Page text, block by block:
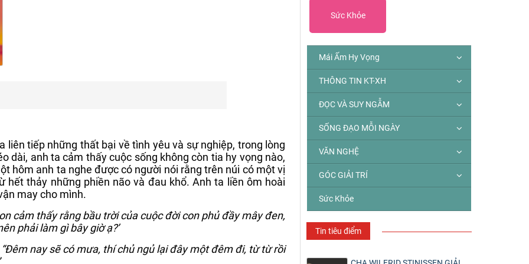
liên tiếp những thất bại về tình yêu và sự nghiệp, trong lòng
dài, anh ta cảm thấy cuộc sống không còn tia hy vọng nào,
hôm anh ta nghe được có người nói rằng trên núi có một vị
hết thảy những phiền não và đau khổ. Anh ta liền ôm hoài
may cho mình.
cảm thấy rằng bầu trời của cuộc đời con phủ đầy mây đen,
phải làm gì bây giờ ạ?’
“Đêm nay sẽ có mưa, thí chủ ngủ lại đây một đêm đi, từ từ rồi
Sức Khỏe
Mái Ấm Hy Vọng
THÔNG TIN KT-XH
ĐỌC VÀ SUY NGẪM
SỐNG ĐẠO MỖI NGÀY
VĂN NGHỆ
GÓC GIẢI TRÍ
Sức Khỏe
Tin tiêu điểm